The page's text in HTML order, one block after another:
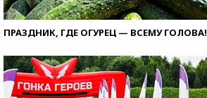
ПРАЗДНИК, ГДЕ ОГУРЕЦ — ВСЕМУ ГОЛОВА!